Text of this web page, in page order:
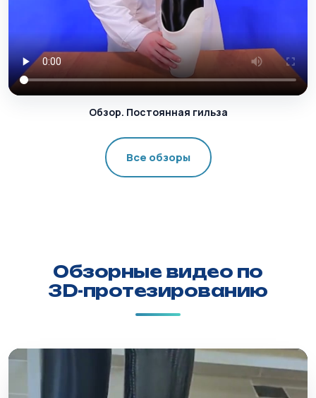
Обзор. Постоянная гильза
Все обзоры
Обзорные видео по
3D-протезированию